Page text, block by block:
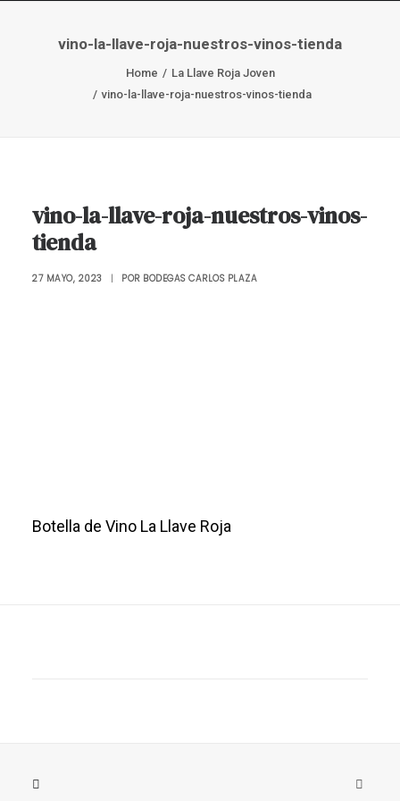
vino-la-llave-roja-nuestros-vinos-tienda
Home
La Llave Roja Joven
vino-la-llave-roja-nuestros-vinos-tienda
vino-la-llave-roja-nuestros-vinos-
tienda
27 MAYO, 2023 | POR BODEGAS CARLOS PLAZA
Botella de Vino La Llave Roja